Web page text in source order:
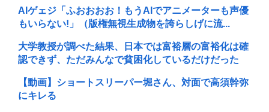
AIゲェジ「ふおおおお！もうAIでアニメーターも声優
もいらない!」（版権無視生成物を誇らしげに流...
大学教授が調べた結果、日本では富裕層の富裕化は確
認できず、ただみんなで貧困化しているだけだった
【動画】ショートスリーパー堀さん、対面で高須幹弥
にキレる